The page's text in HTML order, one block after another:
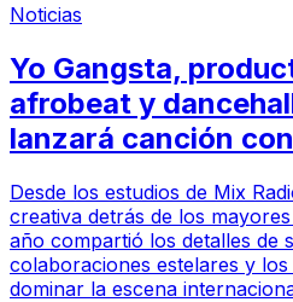
Noticias
Yo Gangsta,
afrobeat y
lanzará canción
Desde los estudios de Mix
creativa detrás de los
año compartió los detalles de
colaboraciones estelares y
dominar la escena